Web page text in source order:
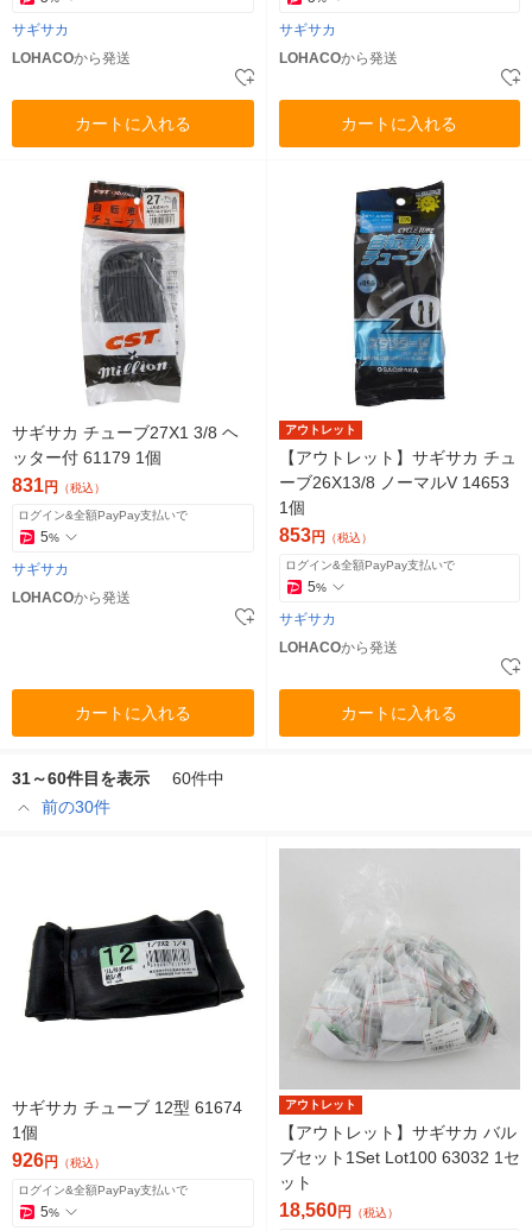
サギサカ
LOHACOから発送
カートに入れる
サギサカ
LOHACOから発送
カートに入れる
サギサカ チューブ27X1 3/8 ヘ
ッター付 61179 1個
831円 （税込）
ログイン&全額PayPay支払いで
5%
サギサカ
LOHACOから発送
カートに入れる
アウトレット
【アウトレット】サギサカ チュ
ーブ26X13/8 ノーマルV 14653
1個
853円 （税込）
ログイン&全額PayPay支払いで
5%
サギサカ
LOHACOから発送
カートに入れる
31～60件目を表示
60件中
前の30件
サギサカ チューブ 12型 61674
1個
926円 （税込）
ログイン&全額PayPay支払いで
5%
アウトレット
【アウトレット】サギサカ バル
ブセット1Set Lot100 63032 1セ
ット
18,560円 （税込）